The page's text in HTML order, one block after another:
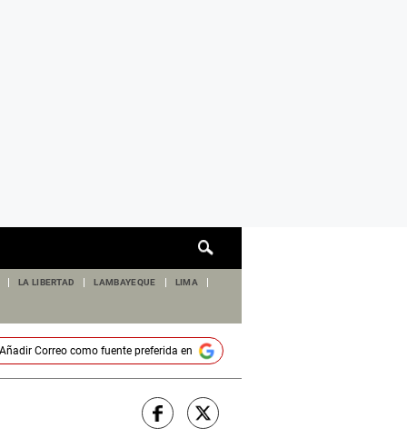
de
LA LIBERTAD LAMBAYEQUE LIMA
Correocomo fuente preferida en